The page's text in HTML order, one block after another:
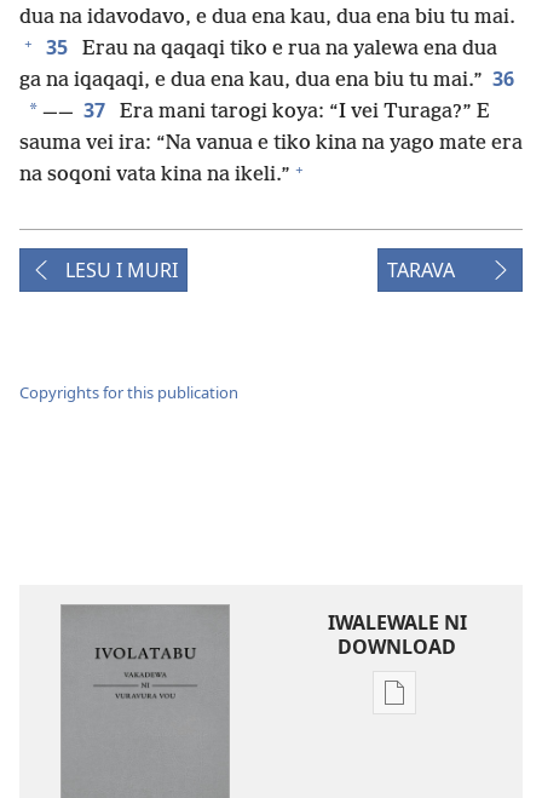
dua na idavodavo, e dua ena kau, dua ena biu tu mai.
+ 35
Erau na qaqaqi tiko e rua na yalewa ena dua
ga na iqaqaqi, e dua ena kau, dua ena biu tu mai.” 36
* —— 37
Era mani tarogi koya: “I vei Turaga?” E
sauma vei ira: “Na vanua e tiko kina na yago mate era
na soqoni vata kina na ikeli.” +
LESU I MURI TARAVA
Copyrights for this publication
IWALEWALE NI
DOWNLOAD
Sala